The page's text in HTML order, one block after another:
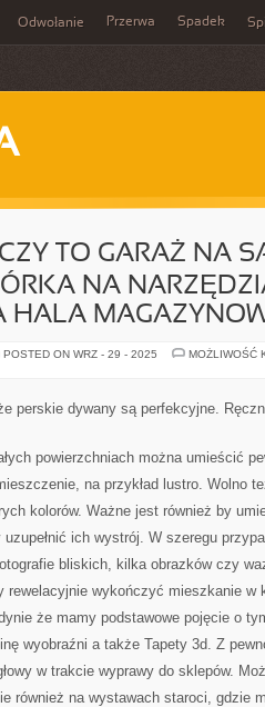
Odwołanie Przerwa Spadek
TO GARAŻ NA
NA
HALA
POSTED ON WRZ - 29 - 2025
MOŻLIWOŚĆ
perskie dywany są perfekcyjne.
powierzchniach można umieścić
na przykład lustro. Wolno
kolorów. Ważne jest również by
ich wystrój. W szeregu
bliskich, kilka obrazków czy
rewelacyjnie wykończyć mieszkanie w
że mamy podstawowe pojęcie o
wyobraźni a także Tapety 3d. Z
w trakcie wyprawy do sklepów.
również na wystawach staroci, gdzie